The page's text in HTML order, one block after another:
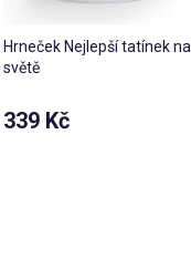
Hrneček Nejlepší tatínek na
světě
Průměrné
hodnocení
339 Kč